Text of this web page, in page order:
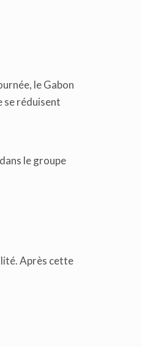
le Gabon
se réduisent
le groupe
Après cette